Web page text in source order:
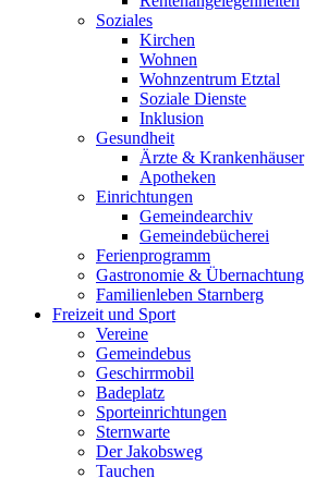
Soziales
Kirchen
Wohnen
Wohnzentrum Etztal
Soziale Dienste
Inklusion
Gesundheit
Ärzte & Krankenhäuser
Apotheken
Einrichtungen
Gemeindearchiv
Gemeindebücherei
Ferienprogramm
Gastronomie & Übernachtung
Familienleben Starnberg
Freizeit und Sport
Vereine
Gemeindebus
Geschirrmobil
Badeplatz
Sporteinrichtungen
Sternwarte
Der Jakobsweg
Tauchen